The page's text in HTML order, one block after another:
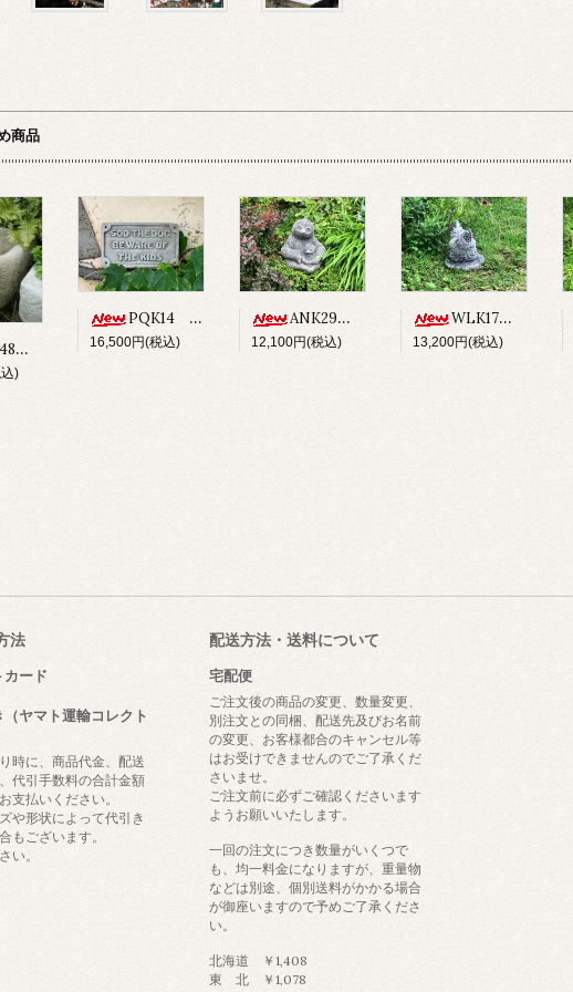
商品
)
PQK14 SOD THE DOG BEWARE OF THE KIDS
16,500円(税込)
ANK29 SLOTH
12,100円(税込)
WLK17 CHICKEN
13,200円(税込)
法
カード
ヤマト運輸コレクト
時に、商品代金、配送
代引手数料の合計金額
支払いください。
や形状によって代引き
もございます。
い。
配送方法・送料について
宅配便
ご注文後の商品の変更、数量変更、
別注文との同梱、配送先及びお名前
の変更、お客様都合のキャンセル等
はお受けできませんのでご了承くだ
さいませ。
ご注文前に必ずご確認くださいます
ようお願いいたします。
一回の注文につき数量がいくつで
も、均一料金になりますが、重量物
などは別途、個別送料がかかる場合
が御座いますので予めご了承くださ
い。
北海道 ￥1,408
東 北 ￥1,078